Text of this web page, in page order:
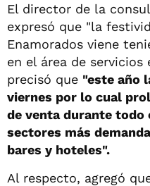
El director de la
expresó que "la
Enamorados viene
en el área de
precisó que "este año
viernes por lo cual
de venta durante todo
sectores más
bares y hoteles".
Al respecto, agregó